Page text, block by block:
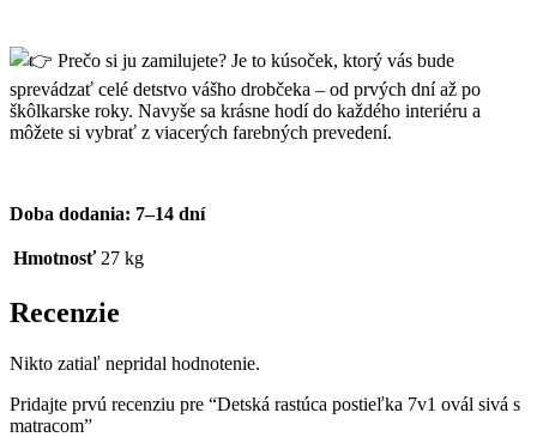
Prečo si ju zamilujete? Je to kúsoček, ktorý vás bude
sprevádzať celé detstvo vášho drobčeka – od prvých dní až po
škôlkarske roky. Navyše sa krásne hodí do každého interiéru a
môžete si vybrať z viacerých farebných prevedení.
Doba dodania: 7–14 dní
Hmotnosť 27 kg
Recenzie
Nikto zatiaľ nepridal hodnotenie.
Pridajte prvú recenziu pre “Detská rastúca postieľka 7v1 ovál sivá s
matracom”